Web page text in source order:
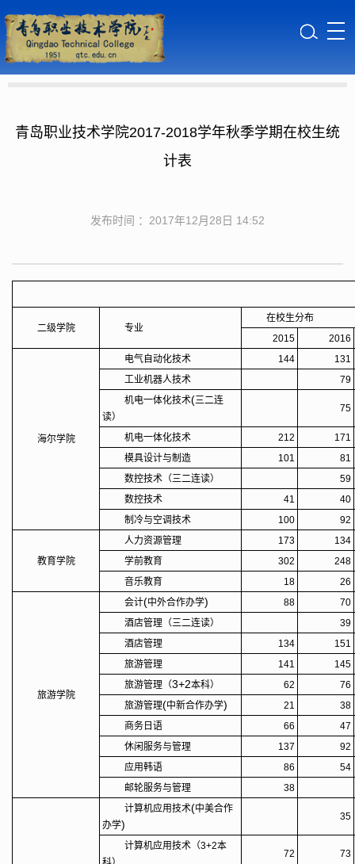
青岛职业技术学院2017-2018学年秋季学期在校生统
计表
发布时间 ：2017年12月28日 14:52
二级学院 专业
在校生分布
2015
2016
海尔学院
电气自动化技术 144
131
工业机器人技术
79
机电一体化技术(三二连
读）
75
机电一体化技术 212
171
模具设计与制造
101
81
数控技术（三二连读）
59
数控技术
41
40
制冷与空调技术
100 92
教育学院
人力资源管理 173
134
学前教育
302
248
音乐教育
18 26
旅游学院
会计(中外合作办学) 88
70
酒店管理（三二连读）
39
酒店管理
134
151
旅游管理
141
145
旅游管理（3+2本科） 62
76
旅游管理(中新合作办学) 21
38
商务日语
66
47
休闲服务与管理
137
92
应用韩语
86
54
邮轮服务与管理
38
计算机应用技术(中美合作
办学)
35
计算机应用技术（3+2本
72 73